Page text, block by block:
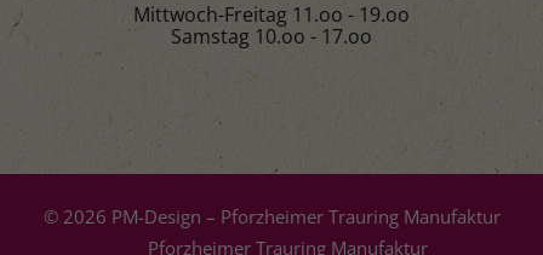
Mittwoch-Freitag 11.oo - 19.oo
Samstag 10.oo - 17.oo
© 2026 PM-Design – Pforzheimer Trauring Manufaktur
Pforzheimer Trauring Manufaktur